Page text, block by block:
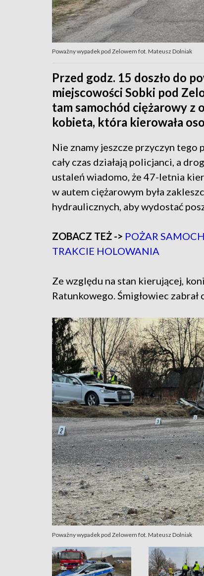
Poważny wypadek pod Zelowem fot. Mateusz Dolniak
Przed godz. 15 doszło do
miejscowości Sobki pod
tam samochód ciężarowy z
kobieta, która kierowała
Nie znamy jeszcze przyczyn tego
cały czas działają policjanci, a
ustaleń wiadomo, że 47-letnia
w autem ciężarowym była
hydraulicznych, aby wydostać
ZOBACZ TEŻ -> POŻAR
TRAKCIE HOLOWANIA
Ze względu na stan kierującej,
Ratunkowego. Śmigłowiec
Poważny wypadek pod Zelowem fot. Mateusz Dolniak